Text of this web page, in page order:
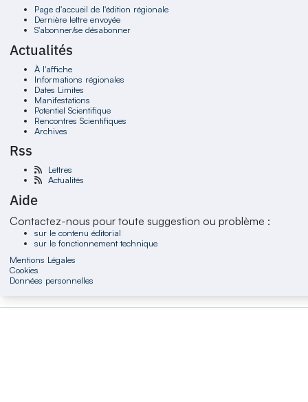
Page d'accueil de l'édition régionale
Dernière lettre envoyée
S'abonner/se désabonner
Actualités
À l'affiche
Informations régionales
Dates Limites
Manifestations
Potentiel Scientifique
Rencontres Scientifiques
Archives
Rss
Lettres
Actualités
Aide
Contactez-nous pour toute suggestion ou problème :
sur le contenu éditorial
sur le fonctionnement technique
Mentions Légales
Cookies
Données personnelles